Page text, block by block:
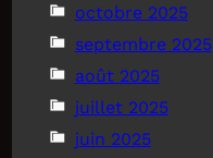
octobre 2025
septembre 2025
août 2025
juillet 2025
juin 2025